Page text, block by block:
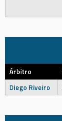
Árbitro
Diego Riveiro